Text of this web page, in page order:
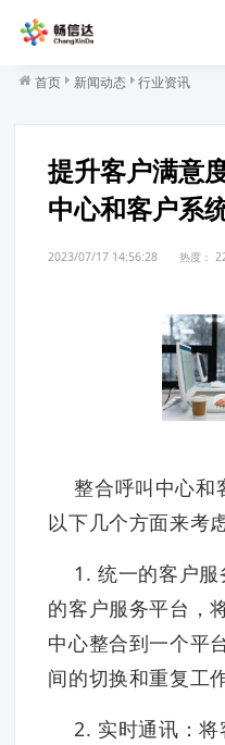
首页 新闻动态 行业资讯
提升客户满意
中心和客户系
2023/07/17 14:56:28 热度：
整合呼叫中心和
以下几个方面来考
1. 统一的客户
的客户服务平台，
中心整合到一个平
间的切换和重复工
2. 实时通讯：